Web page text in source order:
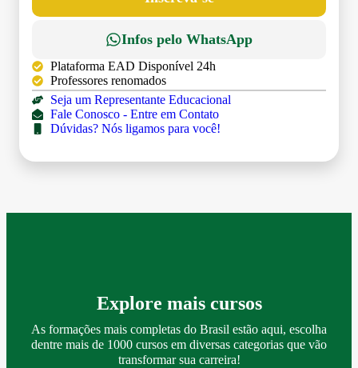
Infos pelo WhatsApp
Plataforma EAD Disponível 24h
Professores renomados
Seja um Representante Educacional
Fale Conosco - Entre em Contato
Dúvidas? Nós ligamos para você!
Explore mais cursos
As formações mais completas do Brasil estão aqui, escolha
dentre mais de 1000 cursos em diversas categorias que vão
transformar sua carreira!